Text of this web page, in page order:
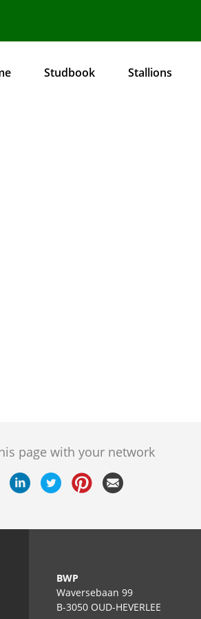
Studbook Stallions
page with your network
BWP
Waversebaan 99
B-3050 OUD-HEVERLEE